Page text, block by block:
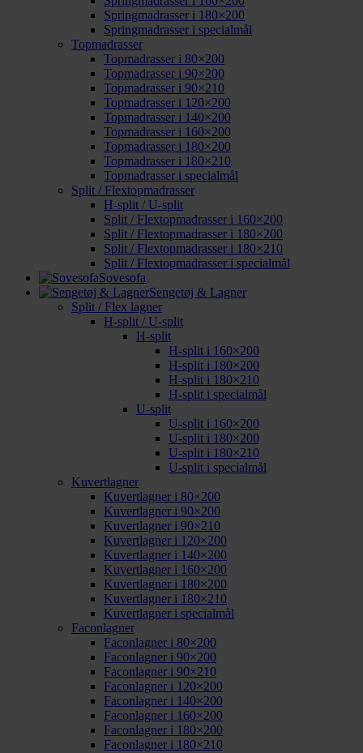
Springmadrasser i 180×200
Springmadrasser i specialmål
Topmadrasser
Topmadrasser i 80×200
Topmadrasser i 90×200
Topmadrasser i 90×210
Topmadrasser i 120×200
Topmadrasser i 140×200
Topmadrasser i 160×200
Topmadrasser i 180×200
Topmadrasser i 180×210
Topmadrasser i specialmål
Split / Flextopmadrasser
H-split / U-split
Split / Flextopmadrasser i 160×200
Split / Flextopmadrasser i 180×200
Split / Flextopmadrasser i 180×210
Split / Flextopmadrasser i specialmål
Sovesofa
Sengetøj & Lagner
Split / Flex lagner
H-split / U-split
H-split
H-split i 160×200
H-split i 180×200
H-split i 180×210
H-split i specialmål
U-split
U-split i 160×200
U-split i 180×200
U-split i 180×210
U-split i specialmål
Kuvertlagner
Kuvertlagner i 80×200
Kuvertlagner i 90×200
Kuvertlagner i 90×210
Kuvertlagner i 120×200
Kuvertlagner i 140×200
Kuvertlagner i 160×200
Kuvertlagner i 180×200
Kuvertlagner i 180×210
Kuvertlagner i specialmål
Faconlagner
Faconlagner i 80×200
Faconlagner i 90×200
Faconlagner i 90×210
Faconlagner i 120×200
Faconlagner i 140×200
Faconlagner i 160×200
Faconlagner i 180×200
Faconlagner i 180×210